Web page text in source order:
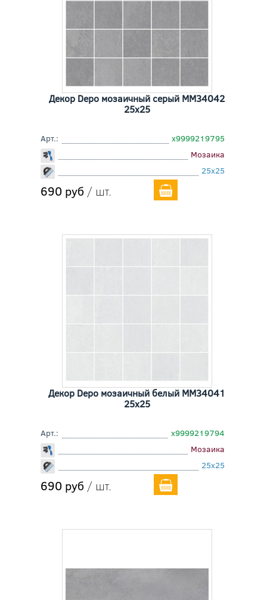
Декор Depo мозаичный серый MM34042
25x25
Арт.:
х9999219795
Мозаика
25x25
690 руб / шт.
Декор Depo мозаичный белый MM34041
25x25
Арт.:
х9999219794
Мозаика
25x25
690 руб / шт.